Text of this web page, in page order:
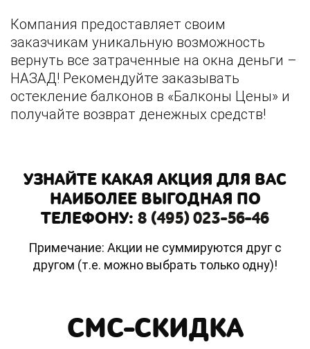
Компания предоставляет своим
заказчикам уникальную возможность
вернуть все затраченные на окна деньги –
НАЗАД! Рекомендуйте заказывать
остекление балконов в «Балконы Цены» и
получайте возврат денежных средств!
УЗНАЙТЕ КАКАЯ АКЦИЯ ДЛЯ ВАС
НАИБОЛЕЕ ВЫГОДНАЯ ПО
ТЕЛЕФОНУ: 8 (495) 023-56-46
Примечание: Акции не суммируются друг с
другом (т.е. можно выбрать только одну)!
СМС-СКИДКА